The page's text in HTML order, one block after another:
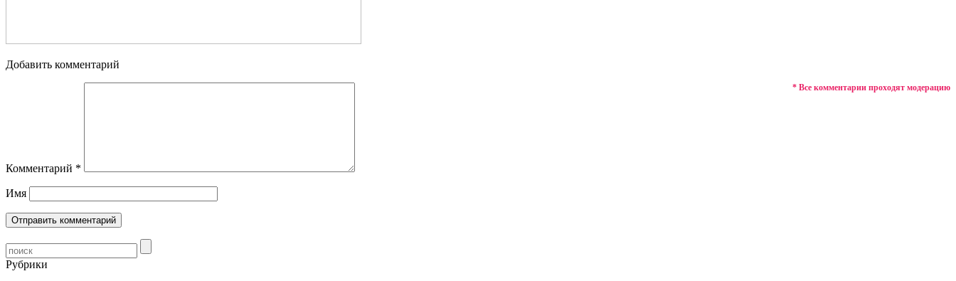
Добавить комментарий
* Все комментарии проходят модерацию
Комментарий *
Имя
Рубрики